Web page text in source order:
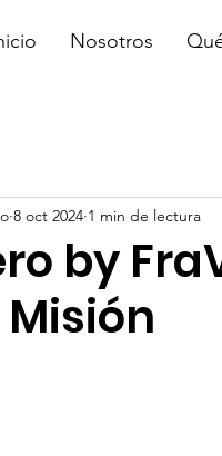
Nosotros
by
8 oct 2024 1 min de lectura